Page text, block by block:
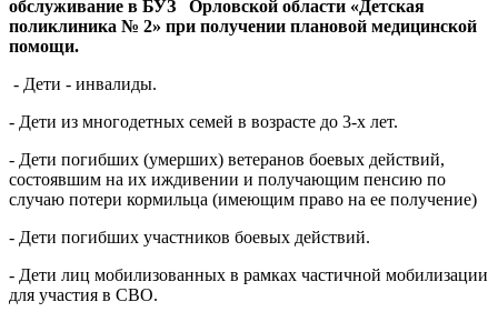
обслуживание в БУЗ Орловской области «Детская
поликлиника № 2» при получении плановой медицинской
помощи.
- Дети - инвалиды.
- Дети из многодетных семей в возрасте до 3-х лет.
- Дети погибших (умерших) ветеранов боевых действий,
состоявшим на их иждивении и получающим пенсию по
случаю потери кормильца (имеющим право на ее получение)
- Дети погибших участников боевых действий.
- Дети лиц мобилизованных в рамках частичной мобилизации
для участия в СВО.